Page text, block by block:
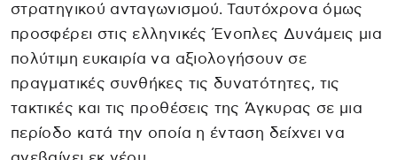
στρατηγικού ανταγωνισμού. Ταυτόχρονα όμως
προσφέρει στις ελληνικές Ένοπλες Δυνάμεις μια
πολύτιμη ευκαιρία να αξιολογήσουν σε
πραγματικές συνθήκες τις δυνατότητες, τις
τακτικές και τις προθέσεις της Άγκυρας σε μια
περίοδο κατά την οποία η ένταση δείχνει να